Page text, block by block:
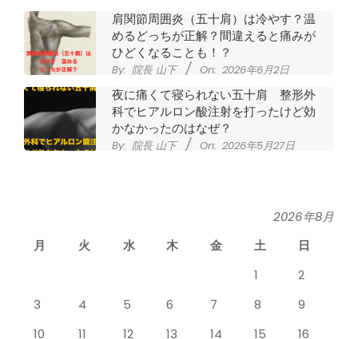
肩関節周囲炎（五十肩）は冷やす？温
めるどっちが正解？間違えると痛みが
ひどくなることも！？
By: 院長 山下 On: 2026年6月2日
夜に痛くて寝られない五十肩 整形外
科でヒアルロン酸注射を打ったけど効
かなかったのはなぜ？
By: 院長 山下 On: 2026年5月27日
2026年5月26日
膝のお皿の下が痛くて運動できない！
たほうがいい？それとも温める？
By: 院長 山下 On: 2026年5月25日
2026年8月
月
火 水 木 金 土
日
1
2
3
4 5 6 7 8
9
10
11 12 13 14 15 16